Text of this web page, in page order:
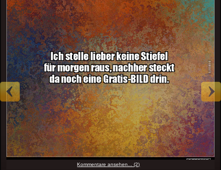
Kommentare ansehen... (2)